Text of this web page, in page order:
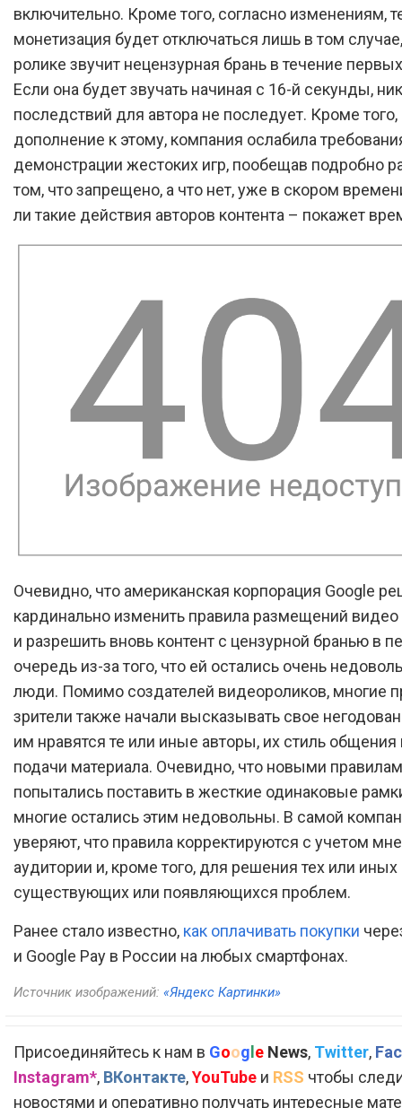
включительно. Кроме того, согласно изменениям,
монетизация будет отключаться лишь в том
ролике звучит нецензурная брань в течение
Если она будет звучать начиная с 16-й секунды,
последствий для автора не последует. Кроме того,
дополнение к этому, компания ослабила
демонстрации жестоких игр, пообещав подробно
том, что запрещено, а что нет, уже в скором
ли такие действия авторов контента – покажет
Очевидно, что американская корпорация Google
кардинально изменить правила размещений видео
и разрешить вновь контент с цензурной бранью в
очередь из-за того, что ей остались очень
люди. Помимо создателей видеороликов, многие
зрители также начали высказывать свое
им нравятся те или иные авторы, их стиль общения
подачи материала. Очевидно, что новыми
попытались поставить в жесткие одинаковые
многие остались этим недовольны. В самой
уверяют, что правила корректируются с учетом
аудитории и, кроме того, для решения тех или иных
существующих или появляющихся проблем.
Ранее стало известно, как оплачивать покупки
и Google Pay в России на любых смартфонах.
Источник изображений: «Яндекс Картинки»
Присоединяйтесь к нам в Google News, Twitter,
Instagram*, ВКонтакте,YouTube и RSS чтобы
новостями и оперативно получать интересные